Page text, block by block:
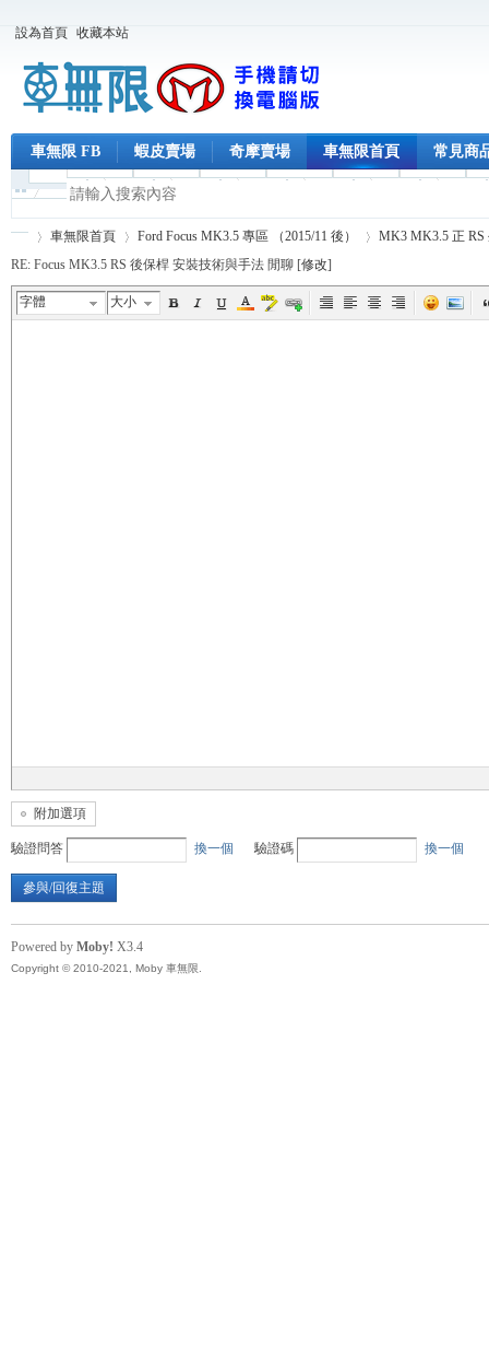
設為首頁 收藏本站
車無限 FB 蝦皮賣場 奇摩賣場 車無限首頁 常見商
限
車無限首頁 Ford Focus MK3.5 專區 （2015/11 後）
MK3 MK3.5 正 RS
RE: Focus MK3.5 RS 後保桿 安裝技術與手法 閒聊 [修改]
字體 大小
附加選項
驗證問答 換一個 驗證碼 換一個
參與/回復主題
Powered by Moby! X3.4
Copyright © 2010-2021, Moby 車無限.